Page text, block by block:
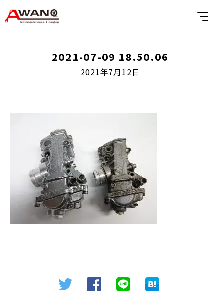
2021-07-09 18.50.06
2021年7月12日